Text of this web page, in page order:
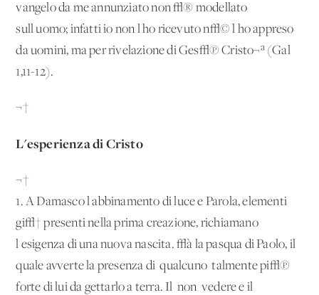
vangelo da me annunziato non √® modellato
sull'uomo; infatti io non l'ho ricevuto n√© l'ho appreso
da uomini, ma per rivelazione di Ges√π Cristo¬ª (Gal
1,11-12).
¬†
L'esperienza di Cristo
¬†
1. A Damasco l'abbinamento di luce e Parola, elementi
gi√† presenti nella prima creazione, richiamano
l'esigenza di una nuova nascita. √à la pasqua di Paolo, il
quale avverte la presenza di 'qualcuno' talmente pi√π
forte di lui da gettarlo a terra. Il 'non' vedere e il